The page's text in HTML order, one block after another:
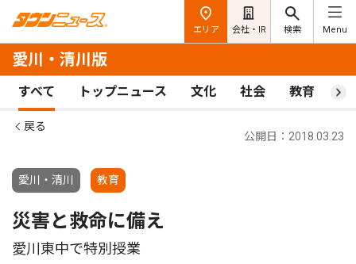
エリア 会社・IR 検索 Menu
愛川・清川版
すべて トップニュース 文化 社会 教育 ス
戻る
愛川・清川 教育
公開日：2018.03.23
災害と救命に備え
愛川東中で特別授業